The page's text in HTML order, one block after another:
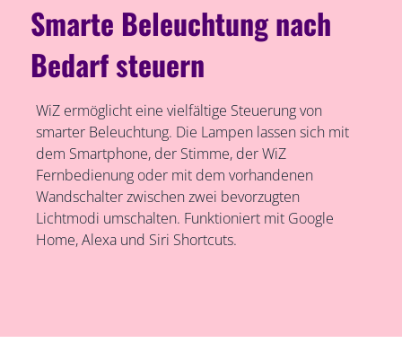
Smarte Beleuchtung nach
Bedarf steuern
WiZ ermöglicht eine vielfältige Steuerung von
smarter Beleuchtung. Die Lampen lassen sich mit
dem Smartphone, der Stimme, der WiZ
Fernbedienung oder mit dem vorhandenen
Wandschalter zwischen zwei bevorzugten
Lichtmodi umschalten. Funktioniert mit Google
Home, Alexa und Siri Shortcuts.